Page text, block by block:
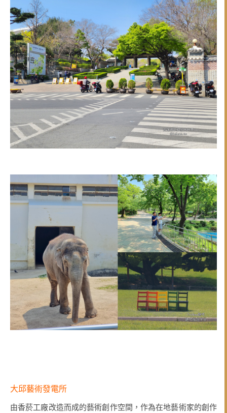
大邱藝術發電所
由香菸工廠改造而成的藝術創作空間，作為在地藝術家的創作